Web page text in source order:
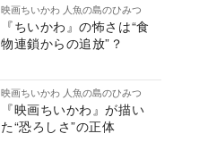
映画ちいかわ 人魚の島のひみつ
『ちいかわ』の怖さは“食
物連鎖からの追放”？
映画ちいかわ 人魚の島のひみつ
『映画ちいかわ』が描い
た“恐ろしさ”の正体